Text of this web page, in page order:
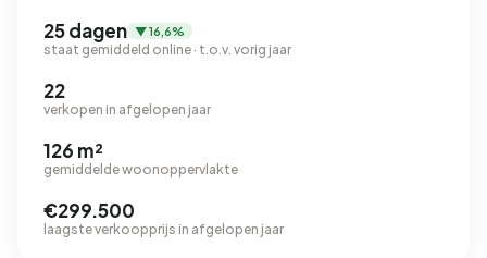
25 dagen ▼ 16,6%
staat gemiddeld online · t.o.v. vorig jaar
22
verkopen in afgelopen jaar
126 m²
gemiddelde woonoppervlakte
€299.500
laagste verkoopprijs in afgelopen jaar